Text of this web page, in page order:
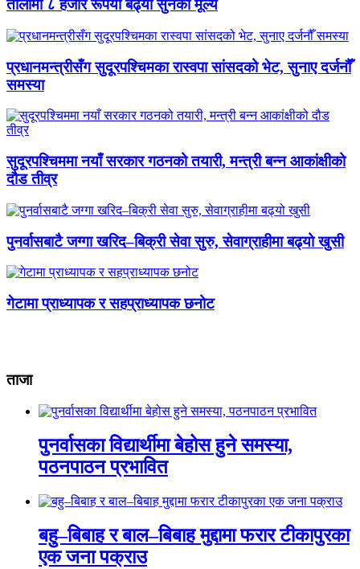
तोलामा ८ हजार रूपैयाँ बढ्यो सुनको मूल्य
प्रधानमन्त्रीसँग सुदूरपश्चिमका रास्वपा सांसदको भेट, सुनाए दर्जनौँ
समस्या
सुदूरपश्चिममा नयाँ सरकार गठनको तयारी, मन्त्री बन्न आकांक्षीको
दौड तीव्र
पुनर्वासबाटै जग्गा खरिद–बिक्री सेवा सुरु, सेवाग्राहीमा बढ्यो खुसी
गेटामा प्राध्यापक र सहप्राध्यापक छनोट
ताजा
पुनर्वासका विद्यार्थीमा बेहोस हुने समस्या,
पठनपाठन प्रभावित
बहु–बिबाह र बाल–बिबाह मुद्दामा फरार टीकापुरका
एक जना पक्राउ